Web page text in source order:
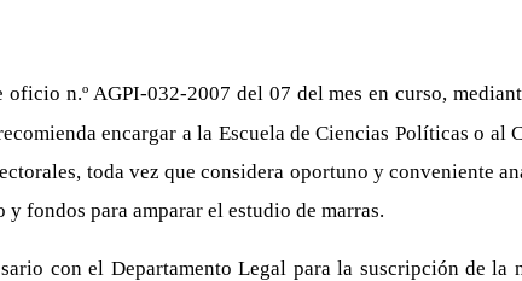
n.º AGPI-032-2007 del 07 del mes en curso,
encargar a la Escuela de Ciencias Políticas o al
toda vez que considera oportuno y conveniente
fondos para amparar el estudio de marras.
con el Departamento Legal para la suscripción de la